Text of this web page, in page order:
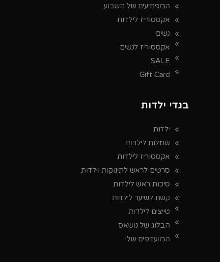
המפתיעים של השבוע
אקססוריז לילדות
נשים
אקססוריז לנשים
SALE
Gift Card
בגדי ילדות
ילדות
שמלות לילדות
אקססוריז לילדות
סרטים לראש לתינוקות וילדות
סיכות ראש לילדות
קשת לשיער לילדות
טייצים לילדות
הבלוג של נושאס
המועדפים שלי